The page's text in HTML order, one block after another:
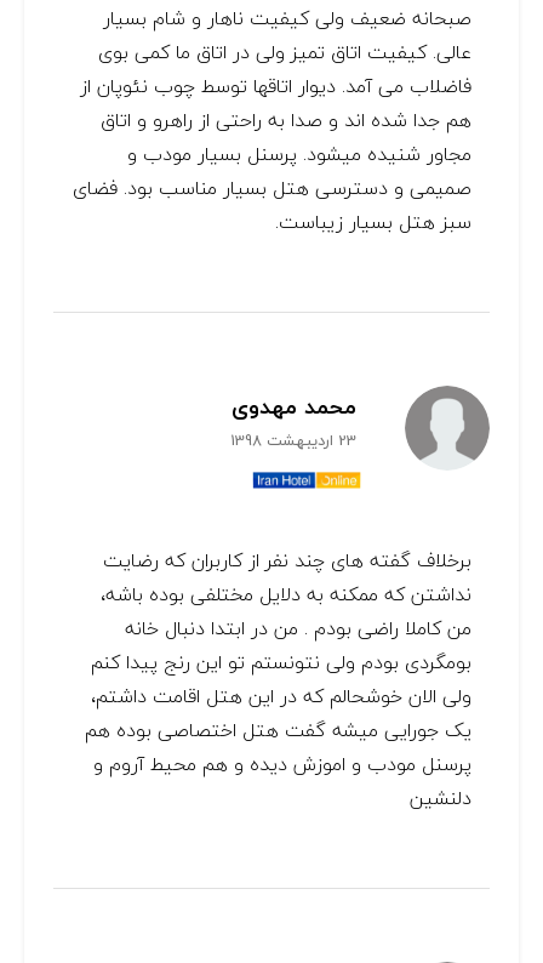
صبحانه ضعیف ولی کیفیت ناهار و شام بسیار
عالی. کیفیت اتاق تمیز ولی در اتاق ما کمی بوی
فاضلاب می آمد. دیوار اتاقها توسط چوب نئوپان از
هم جدا شده اند و صدا به راحتی از راهرو و اتاق
مجاور شنیده میشود. پرسنل بسیار مودب و
صمیمی و دسترسی هتل بسیار مناسب بود. فضای
سبز هتل بسیار زیباست.
محمد مهدوی
23 اردیبهشت 1398
برخلاف گفته های چند نفر از کاربران که رضایت
نداشتن که ممکنه به دلایل مختلفی بوده باشه،
من کاملا راضی بودم . من در ابتدا دنبال خانه
بومگردی بودم ولی نتونستم تو این رنج پیدا کنم
ولی الان خوشحالم که در این هتل اقامت داشتم،
یک جورایی میشه گفت هتل اختصاصی بوده هم
پرسنل مودب و اموزش دیده و هم محیط آروم و
دلنشین